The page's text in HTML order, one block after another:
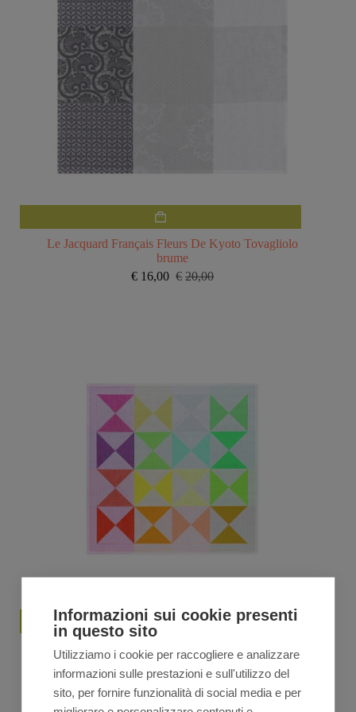
Le Jacquard Français Fleurs De Kyoto Tovagliolo
brume
€ 20,00
Il
€ 16,00 Il
Le Jacquard Français Origami Tovagliolo multico
€ 18,00
Il
prezzo
€ 14,40
Il
prezzo
Informazioni sui cookie presenti
in questo sito
Utilizziamo i cookie per raccogliere e analizzare
informazioni sulle prestazioni e sull'utilizzo del
sito, per fornire funzionalità di social media e per